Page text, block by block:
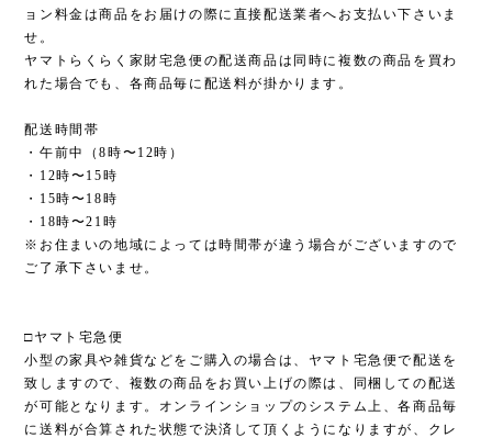
ョン料金は商品をお届けの際に直接配送業者へお支払い下さいま
せ。
ヤマトらくらく家財宅急便の配送商品は同時に複数の商品を買わ
れた場合でも、各商品毎に配送料が掛かります。
配送時間帯
・午前中（8時〜12時）
・12時〜15時
・15時〜18時
・18時〜21時
※お住まいの地域によっては時間帯が違う場合がございますので
ご了承下さいませ。
□ヤマト宅急便
小型の家具や雑貨などをご購入の場合は、ヤマト宅急便で配送を
致しますので、複数の商品をお買い上げの際は、同梱しての配送
が可能となります。オンラインショップのシステム上、各商品毎
に送料が合算された状態で決済して頂くようになりますが、クレ